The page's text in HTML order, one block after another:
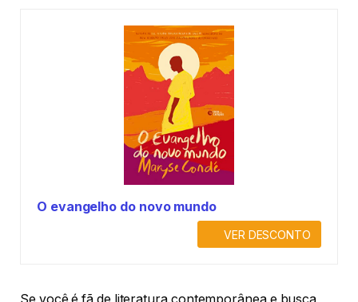
O evangelho do novo mundo
VER DESCONTO